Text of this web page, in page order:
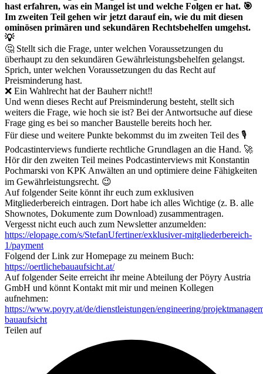
hast erfahren, was ein Mangel ist und welche Folgen er hat. 🎯
Im zweiten Teil gehen wir jetzt darauf ein, wie du mit diesen
ominösen primären und sekundären Rechtsbehelfen umgehst.
💡
🤔 Stellt sich die Frage, unter welchen Voraussetzungen du
überhaupt zu den sekundären Gewährleistungsbehelfen gelangst.
Sprich, unter welchen Voraussetzungen du das Recht auf
Preisminderung hast.
❌ Ein Wahlrecht hat der Bauherr nicht‼️
Und wenn dieses Recht auf Preisminderung besteht, stellt sich
weiters die Frage, wie hoch sie ist? Bei der Antwortsuche auf diese
Frage ging es bei so mancher Baustelle bereits hoch her.
Für diese und weitere Punkte bekommst du im zweiten Teil des 🎙️
Podcastinterviews fundierte rechtliche Grundlagen an die Hand. 🚀
Hör dir den zweiten Teil meines Podcastinterviews mit Konstantin
Pochmarski von KPK Anwälten an und optimiere deine Fähigkeiten
im Gewährleistungsrecht. 😉
Auf folgender Seite könnt ihr euch zum exklusiven
Mitgliederbereich eintragen. Dort habe ich alles Wichtige (z. B. alle
Shownotes, Dokumente zum Download) zusammentragen.
Vergesst nicht euch auch zum Newsletter anzumelden:
https://elopage.com/s/StefanUfertiner/exklusiver-mitgliederbereich-
1/payment
Folgend der Link zur Homepage zu meinem Buch:
https://oertlichebauaufsicht.at/
Auf folgender Seite erreicht ihr meine Abteilung der Pöyry Austria
GmbH und könnt Kontakt mit mir und meinen Kollegen
aufnehmen:
https://www.poyry.at/de/dienstleistungen/engineering/
bauaufsicht
Teilen auf